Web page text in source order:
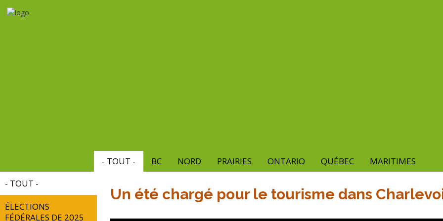
Aller
au
- TOUT - BC NORD PRAIRIES ONTARIO QUÉBEC
MARITIMES
- TOUT -
ÉLECTIONS
FÉDÉRALES DE 2025
Un été chargé pour le tourisme dans